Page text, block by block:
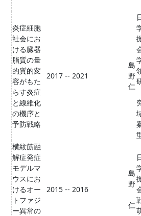
炎症細胞
社会にお
ける臓器
脂質の量
的質的変
容がもた
らす炎症
と線維化
の機序と
予防戦略
2017 -- 2021
島
野
仁
横紋筋融
解症発症
モデルマ
ウスにお
けるオー
トファジ
ー異常の
2015 -- 2016
島
野
仁